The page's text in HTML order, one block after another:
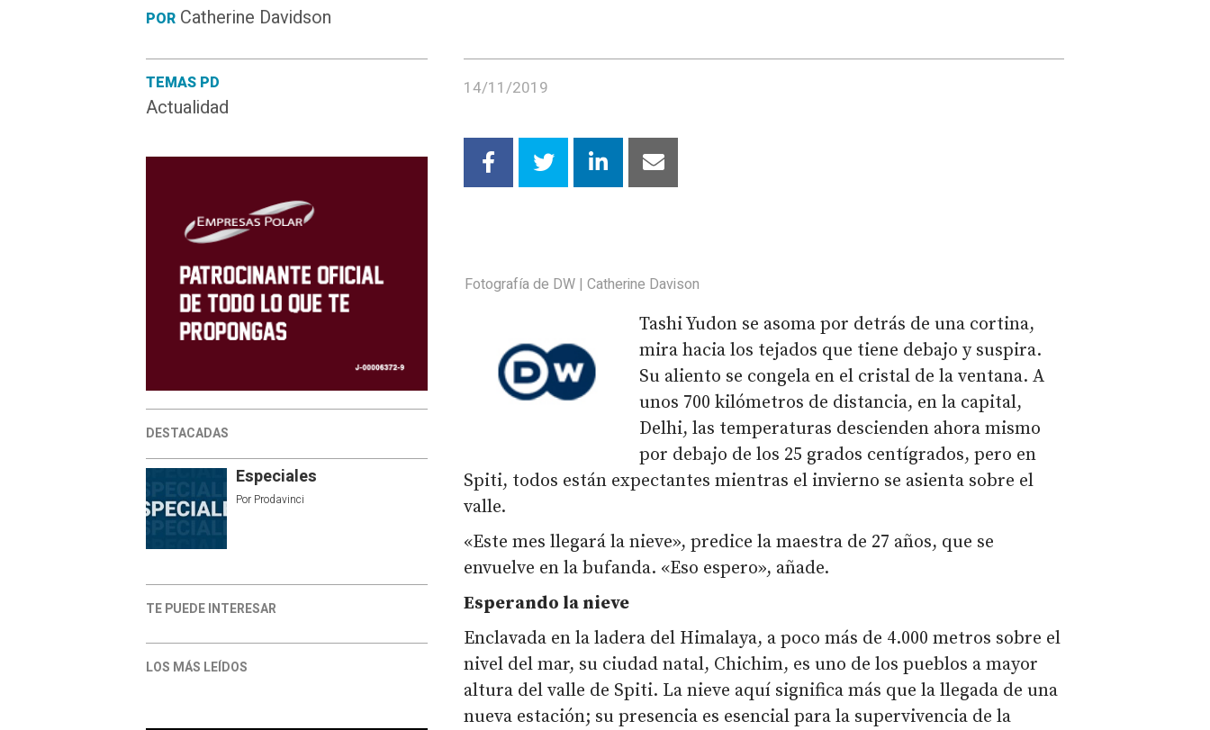
POR Catherine Davidson
TEMAS PD
Actualidad
DESTACADAS
Especiales
Por Prodavinci
TE PUEDE INTERESAR
LOS MÁS LEÍDOS
14/11/2019
Fotografía de DW | Catherine Davison
Tashi Yudon se asoma por detrás de una cortina,
mira hacia los tejados que tiene debajo y suspira.
Su aliento se congela en el cristal de la ventana. A
unos 700 kilómetros de distancia, en la capital,
Delhi, las temperaturas descienden ahora mismo
por debajo de los 25 grados centígrados, pero en
Spiti, todos están expectantes mientras el invierno se asienta sobre el
valle.
«Este mes llegará la nieve», predice la maestra de 27 años, que se
envuelve en la bufanda. «Eso espero», añade.
Esperando la nieve
Enclavada en la ladera del Himalaya, a poco más de 4.000 metros sobre el
nivel del mar, su ciudad natal, Chichim, es uno de los pueblos a mayor
altura del valle de Spiti. La nieve aquí significa más que la llegada de una
nueva estación; su presencia es esencial para la supervivencia de la